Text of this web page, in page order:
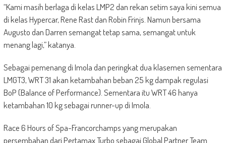
“Kami masih berlaga di kelas LMP2 dan rekan setim saya kini semua
di kelas Hypercar, Rene Rast dan Robin Frinjs. Namun bersama
Augusto dan Darren semangat tetap sama, semangat untuk
menang lagi,” katanya.
Sebagai pemenang di Imola dan peringkat dua klasemen sementara
LMGT3, WRT 31 akan ketambahan beban 25 kg dampak regulasi
BoP (Balance of Performance). Sementara itu WRT 46 hanya
ketambahan 10 kg sebagai runner-up di Imola.
Race 6 Hours of Spa-Francorchamps yang merupakan
persembahan dari Pertamax Turbo sebagai Global Partner Team